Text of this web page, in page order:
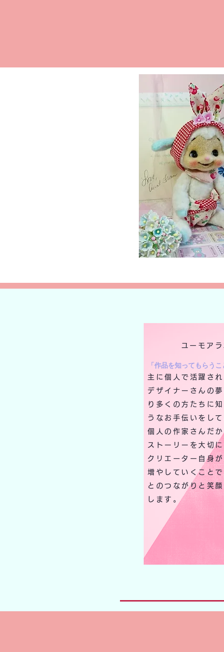
ユーモア
「作品を知ってもらうこ
主に個人で活躍さ
デザイナーさんの
り多くの方たちに
うなお手伝いをして
個人の作家さんだ
ストーリーを大切に
クリエーター自身
増やしていくこと
とのつながりと​笑
します。